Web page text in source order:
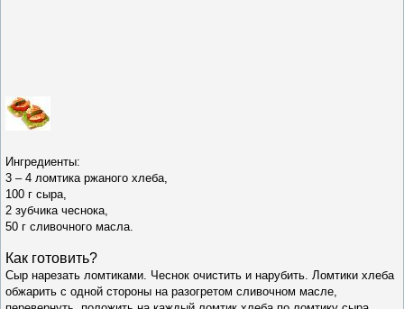
Ингредиенты:
3 – 4 ломтика ржаного хлеба,
100 г сыра,
2 зубчика чеснока,
50 г сливочного масла.
Как готовить?
Сыр нарезать ломтиками. Чеснок очистить и нарубить. Ломтики хлеба
обжарить с одной стороны на разогретом сливочном масле,